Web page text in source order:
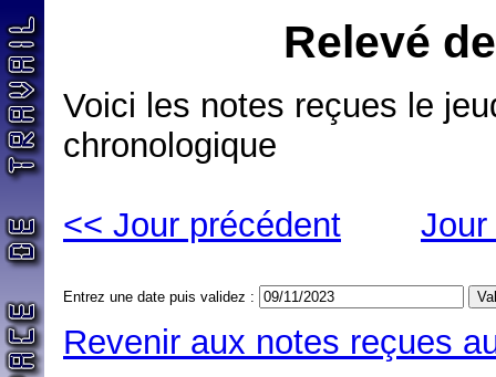
Relevé
Voici les notes reçues le
chronologique
<< Jour précédent
Entrez une date puis validez :
Revenir aux notes reçues